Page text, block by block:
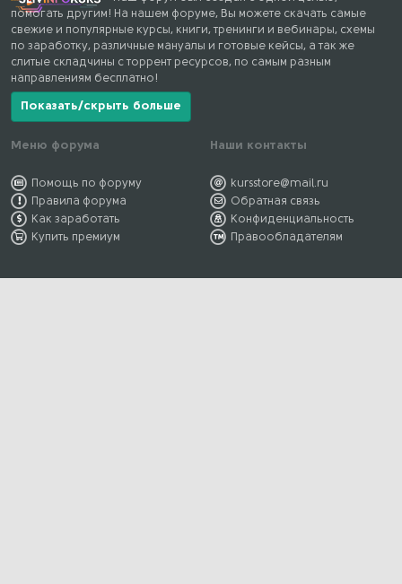
помогать другим! На нашем форуме, Вы можете скачать самые
свежие и популярные курсы, книги, тренинги и вебинары, схемы
по заработку, различные мануалы и готовые кейсы, а так же
слитые складчины с торрент ресурсов, по самым разным
направлениям бесплатно!
Показать/скрыть больше
Меню форума
Помощь по форуму
Правила форума
Как заработать
Купить премиум
Наши контакты
kursstore@mail.ru
Обратная связь
Конфиденциальность
Правообладателям